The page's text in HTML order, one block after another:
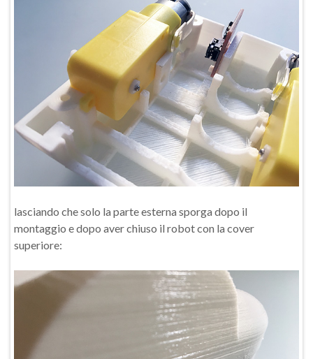
lasciando che solo la parte esterna sporga dopo il
montaggio e dopo aver chiuso il robot con la cover
superiore: